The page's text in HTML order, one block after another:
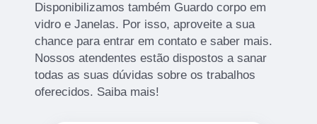
Disponibilizamos também Guardo corpo em
vidro e Janelas. Por isso, aproveite a sua
chance para entrar em contato e saber mais.
Nossos atendentes estão dispostos a sanar
todas as suas dúvidas sobre os trabalhos
oferecidos. Saiba mais!